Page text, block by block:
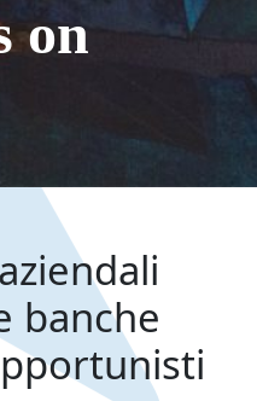
on
banche